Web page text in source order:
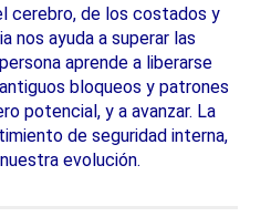
cerebro, de los costados y
nos ayuda a superar las
aprende a liberarse
bloqueos y patrones
potencial, y a avanzar. La
de seguridad interna,
evolución.